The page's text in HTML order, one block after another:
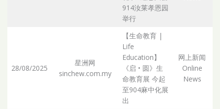
914汝莱孝恩园
举行
28/08/2025
星洲网
sinchew.com.my
【生命教育 |
Life
Education】
《启 • 圆》生
命教育展 今起
至904麻中化展
出
网上新闻
Online
News